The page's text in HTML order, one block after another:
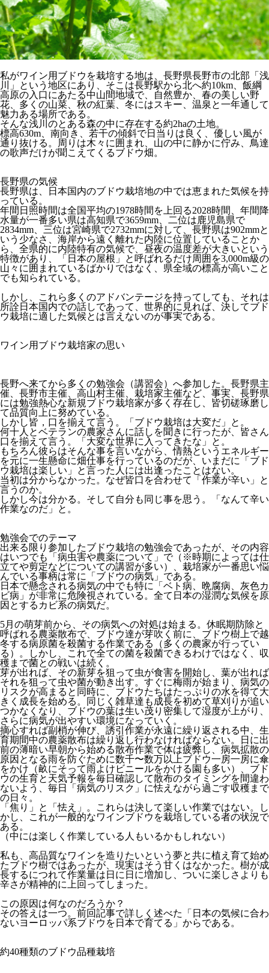
私がワイン用ブドウを栽培する地は、長野県長野市の北部「浅
川」という地区にあり、そこは長野駅から北へ約10km、飯綱
高原の入口にあたる中山間地域で、自然豊か、春の美しい野
花、多くの山菜、秋の紅葉、冬にはスキー、温泉と一年通して
魅力ある場所である。
そんな浅川のとある森の中に存在する約2haの土地。
標高630m、南向き、若干の傾斜で日当りは良く、優しい風が
通り抜ける。周りは木々に囲まれ、山の中に静かに佇み、鳥達
の歌声だけが聞こえてくるブドウ畑。
長野県の気候
長野県は、日本国内のブドウ栽培地の中では恵まれた気候を持
っている。
年間日照時間は全国平均の1978時間を上回る2028時間、年間降
水量が一番多い県は高知県で3659mm、二位は鹿児島県で
2834mm、三位は宮崎県で2732mmに対して、長野県は902mmと
いう少なさ、海岸から遠く離れた内陸に位置していることか
ら、全県的に内陸特有の気候で、昼夜の温度差が大きいという
特徴があり、「日本の屋根」と呼ばれるだけ周囲を3,000m級の
山々に囲まれているばかりではなく、県全域の標高が高いこと
でも知られている。
しかし、これら多くのアドバンテージを持ってしても、それは
所詮日本国内での話しであって、世界的に見れば、決してブド
ウ栽培に適した気候とは言えないのが事実である。
ワイン用ブドウ栽培家の思い
長野へ来てから多くの勉強会（講習会）へ参加した。長野県主
催、長野市主催、高山村主催、栽培家主催など、事実、長野県
には勉強熱心な新規ブドウ栽培家が多く存在し、皆切磋琢磨し
て品質向上に努めている。
しかし皆，口を揃えて言う。「ブドウ栽培は大変だ」と。
何十人とベテランの農家さんに話しを聞きに行ったが、皆さん
口を揃えて言う。「大変な世界に入ってきたな」と。
もちろん彼らはそんな事を言いながら、情熱というエネルギー
を元に一生懸命に畑仕事を行っているのだが、いまだに「ブド
ウ栽培は楽しい」と言った人には出逢ったことはない。
当初は分からなかった。なぜ皆口を合わせて「作業が辛い」と
言うのか。
しかし今は分かる。そして自分も同じ事を思う。「なんて辛い
作業なのだ」と。
勉強会でのテーマ
出来る限り参加したブドウ栽培の勉強会であったが、その内容
はいつでも「病虫害や農薬について」で（※時期によっては仕
立てや剪定などについての講習が多い）、栽培家が一番思い悩
んでいる事柄は常に「ブドウの病気」である。
日本で懸念される病気の中でも特に「ベト病、晩腐病、灰色カ
ビ病」が非常に危険視されている。全て日本の湿潤な気候を原
因とするカビ系の病気だ。
5月の萌芽前から、その病気への対処は始まる。休眠期防除と
呼ばれる農薬散布で、ブドウ達が芽吹く前に、ブドウ樹上で越
冬する病原菌を殺菌する作業である（多くの農家が行ってい
る）。しかし、これで全ての菌を殺菌できるわけではなく、収
穫まで菌との戦いは続く。
芽が出れば、その新芽を狙って虫が食害を開始し、葉が出れば
それを狙って虫や菌が動き出す。すぐに梅雨が始まり、病気の
リスクが高まると同時に、ブドウたちはたっぷりの水を得て大
きく成長を始める。同じく雑草達も成長を初めて草刈りが追い
つかなくなり、ブドウの葉は生い茂り密集して湿度が上がり、
さらに病気が出やすい環境になっていく。
摘心すれば副梢が伸び、誘引作業が永遠に繰り返される中、生
育期間中の農薬散布は繰り返し行わなければならない。日に出
前の薄暗い早朝から始める散布作業で体は疲弊し、病気拡散の
原因となる雨を防ぐために数千〜数万以上ブドウ一房一房に傘
をかけ（畝にそって雨よけビニールをかける園も多い）、ブド
ウの生育と天気予報を毎日確認して散布のタイミングを間違わ
ないよう、毎日「病気のリスク」に怯えながら過ごす収穫まで
の日々。
「焦り」と「怯え」。これらは決して楽しい作業ではない。し
かし、これが一般的なワインブドウを栽培している者の状況で
ある。
（中には楽しく作業している人もいるかもしれない）
私も、高品質なワインを造りたいという夢と共に植え育て始め
たブドウ樹ではあったが、現実はそう甘くはなかった。樹が成
長するにつれて作業量は日に日に増加し、ついに楽しさよりも
辛さが精神的に上回ってしまった。
この原因は何なのだろうか？
その答えは一つ。前回記事で詳しく述べた「日本の気候に合わ
ないヨーロッパ系ブドウを日本で育てる」からである。
約40種類のブドウ品種栽培